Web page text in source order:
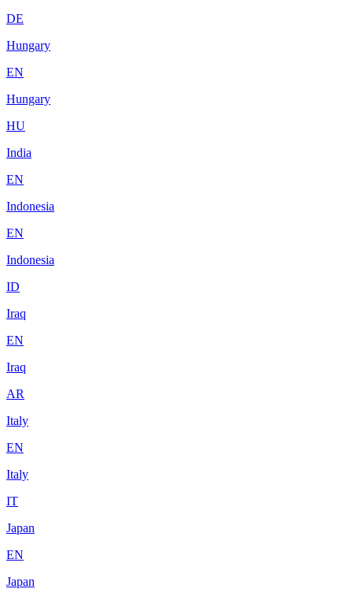
DE
Hungary
EN
Hungary
HU
India
EN
Indonesia
EN
Indonesia
ID
Iraq
EN
Iraq
AR
Italy
EN
Italy
IT
Japan
EN
Japan